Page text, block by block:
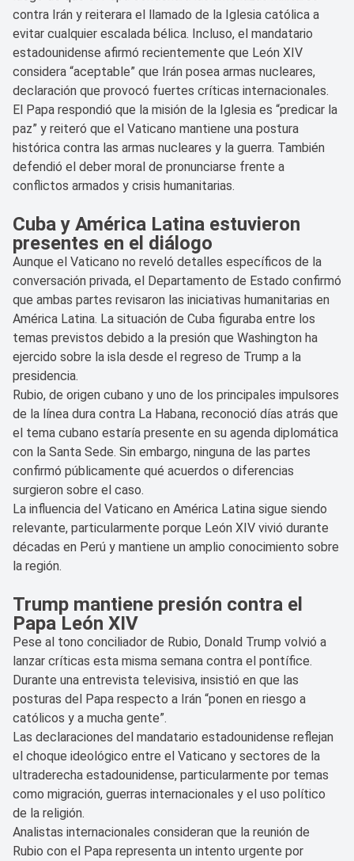
contra Irán y reiterara el llamado de la Iglesia católica a
evitar cualquier escalada bélica. Incluso, el mandatario
estadounidense afirmó recientemente que León XIV
considera “aceptable” que Irán posea armas nucleares,
declaración que provocó fuertes críticas internacionales.
El Papa respondió que la misión de la Iglesia es “predicar la
paz” y reiteró que el Vaticano mantiene una postura
histórica contra las armas nucleares y la guerra. También
defendió el deber moral de pronunciarse frente a
conflictos armados y crisis humanitarias.
Cuba y América Latina estuvieron
presentes en el diálogo
Aunque el Vaticano no reveló detalles específicos de la
conversación privada, el Departamento de Estado confirmó
que ambas partes revisaron las iniciativas humanitarias en
América Latina. La situación de Cuba figuraba entre los
temas previstos debido a la presión que Washington ha
ejercido sobre la isla desde el regreso de Trump a la
presidencia.
Rubio, de origen cubano y uno de los principales impulsores
de la línea dura contra La Habana, reconoció días atrás que
el tema cubano estaría presente en su agenda diplomática
con la Santa Sede. Sin embargo, ninguna de las partes
confirmó públicamente qué acuerdos o diferencias
surgieron sobre el caso.
La influencia del Vaticano en América Latina sigue siendo
relevante, particularmente porque León XIV vivió durante
décadas en Perú y mantiene un amplio conocimiento sobre
la región.
Trump mantiene presión contra el
Papa León XIV
Pese al tono conciliador de Rubio, Donald Trump volvió a
lanzar críticas esta misma semana contra el pontífice.
Durante una entrevista televisiva, insistió en que las
posturas del Papa respecto a Irán “ponen en riesgo a
católicos y a mucha gente”.
Las declaraciones del mandatario estadounidense reflejan
el choque ideológico entre el Vaticano y sectores de la
ultraderecha estadounidense, particularmente por temas
como migración, guerras internacionales y el uso político
de la religión.
Analistas internacionales consideran que la reunión de
Rubio con el Papa representa un intento urgente por